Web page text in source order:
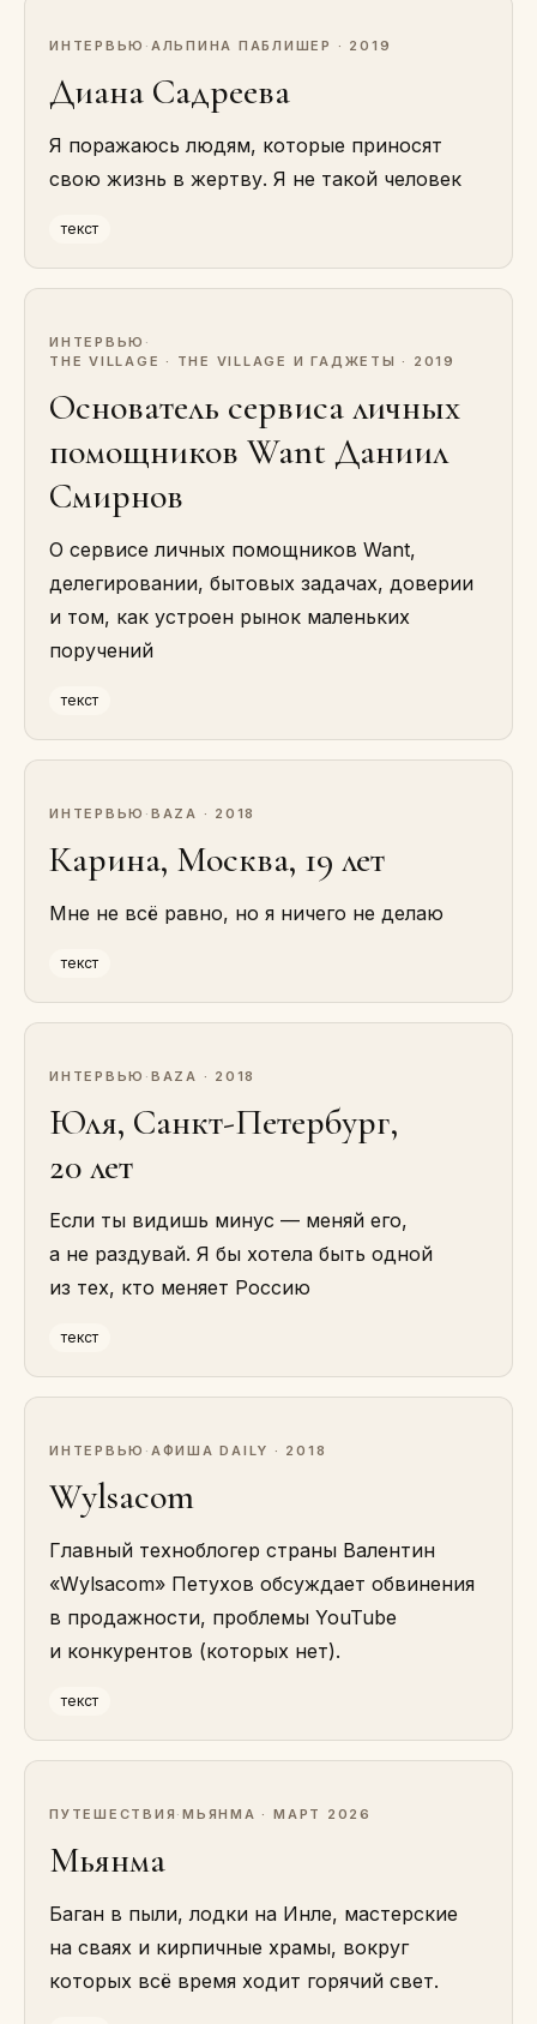
ИНТЕРВЬЮ · АЛЬПИНА ПАБЛИШЕР · 2019
Диана Садреева
Я поражаюсь людям, которые приносят
свою жизнь в жертву. Я не такой человек
текст
ИНТЕРВЬЮ ·
THE VILLAGE · THE VILLAGE И ГАДЖЕТЫ · 2019
Основатель сервиса личных
помощников Want Даниил
Смирнов
О сервисе личных помощников Want,
делегировании, бытовых задачах, доверии
и том, как устроен рынок маленьких
поручений
текст
ИНТЕРВЬЮ · BAZA · 2018
Карина, Москва, 19 лет
Мне не всё равно, но я ничего не делаю
текст
ИНТЕРВЬЮ · BAZA · 2018
Юля, Санкт-Петербург,
20 лет
Если ты видишь минус — меняй его,
а не раздувай. Я бы хотела быть одной
из тех, кто меняет Россию
текст
ИНТЕРВЬЮ · АФИША DAILY · 2018
Wylsacom
Главный техноблогер страны Валентин
«Wylsacom» Петухов обсуждает обвинения
в продажности, проблемы YouTube
и конкурентов (которых нет).
текст
ПУТЕШЕСТВИЯ ·МЬЯНМА · МАРТ 2026
Мьянма
Баган в пыли, лодки на Инле, мастерские
на сваях и кирпичные храмы, вокруг
которых всё время ходит горячий свет.